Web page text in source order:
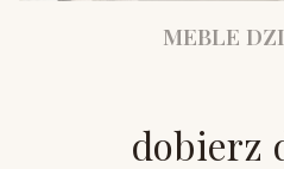
MEBLE
dobierz